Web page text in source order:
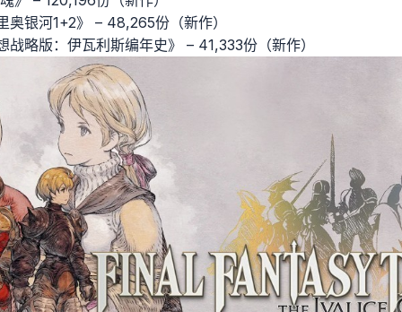
银河1+2》 – 48,265份（新作）
略版：伊瓦利斯编年史》 – 41,333份（新作）